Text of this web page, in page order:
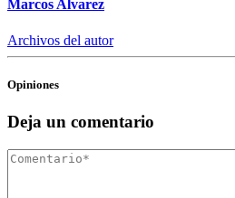
Marcos Alvarez
Archivos del autor
Opiniones
Deja un comentario